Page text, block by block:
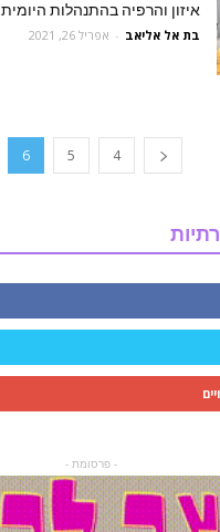
איזון והרפיה בהתנהלות היומית
בת אל אליאב - אפריל 26, 2021
4
5
6
- פרסומת -